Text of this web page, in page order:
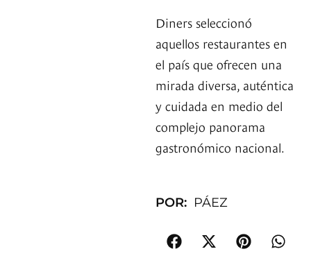
Diners seleccionó
aquellos restaurantes en
el país que ofrecen una
mirada diversa, auténtica
y cuidada en medio del
complejo panorama
gastronómico nacional.
POR: PÁEZ